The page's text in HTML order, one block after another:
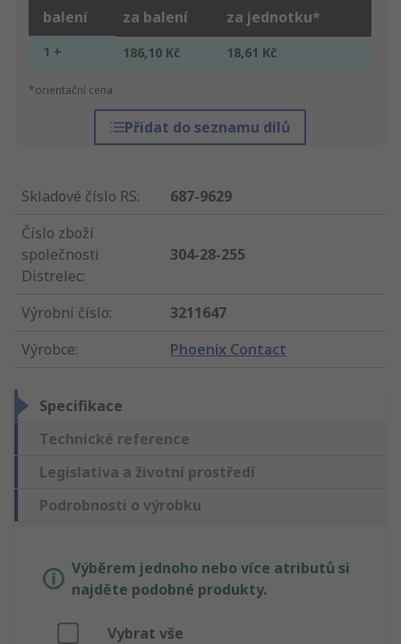
balení za balení za jednotku*
1 + 186,10 Kč 18,61 Kč
*orientační cena
Přidat do seznamu dílů
Skladové číslo RS:
687-9629
Číslo zboží
společnosti
Distrelec:
304-28-255
Výrobní číslo:
3211647
Výrobce: Phoenix Contact
Specifikace
Technické reference
Legislativa a životní prostředí
Podrobnosti o výrobku
Výběrem jednoho nebo více atributů si
najděte podobné produkty.
Vybrat vše